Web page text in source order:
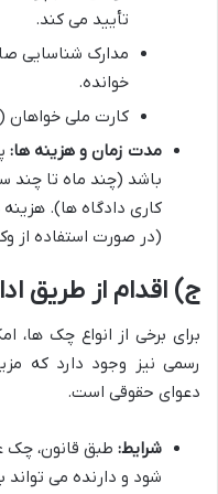
تأیید می کند.
مدارک شناسایی
خوانده.
کارت ملی خواهان
مدت زمان و هزینه ها:
باشد (چند ماه تا چند
کاری دادگاه ها).
(در صورت استفاده از
ج) اقدام از طریق
برای برخی از انواع چک ها،
رسمی نیز وجود دارد که
دعوای حقوقی است.
شرایط: طبق قانون، چک
شود و دارنده می تواند